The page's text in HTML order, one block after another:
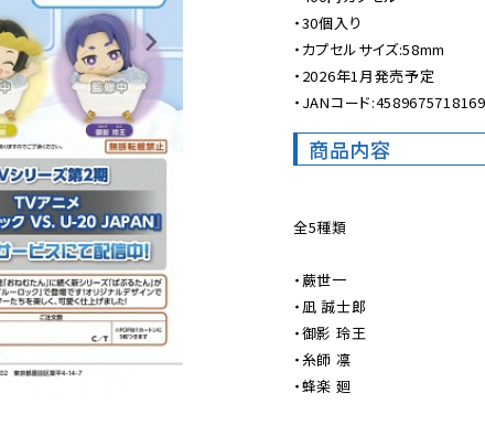
・30個入り
・カプセルサイズ:58mm
・2026年1月発売予定
・JANコード:4589675718169
商品内容
全5種類
・蕨世一
・凪 誠士郎
・御影 玲王
・糸師 凛
・蜂楽 廻